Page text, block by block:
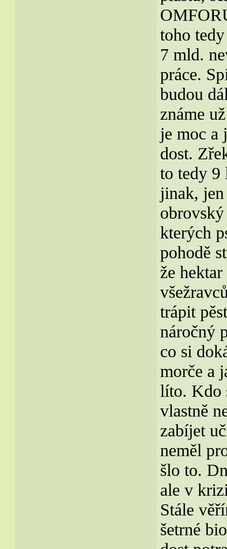
toho
7 mld.
práce.
budou
známe
je moc a
dost.
to tedy 9
jinak, jen
kterých
pohodě
že
trápit
náročný
co si
morče a
líto. Kdo
vlastně
zabíjet
neměl
šlo to.
ale v
Stále
šetrné